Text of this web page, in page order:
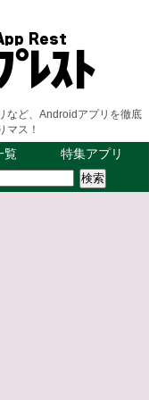
など、Androidアプリを徹底
マス！
覧 特集アプリ